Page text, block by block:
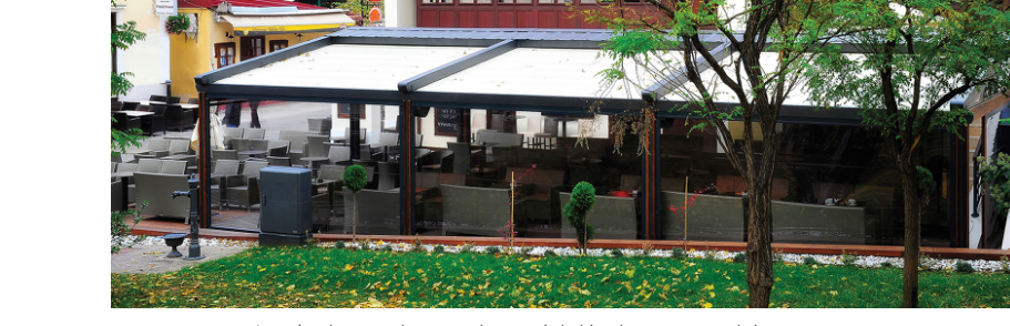
16/07/2026 30/07/2026